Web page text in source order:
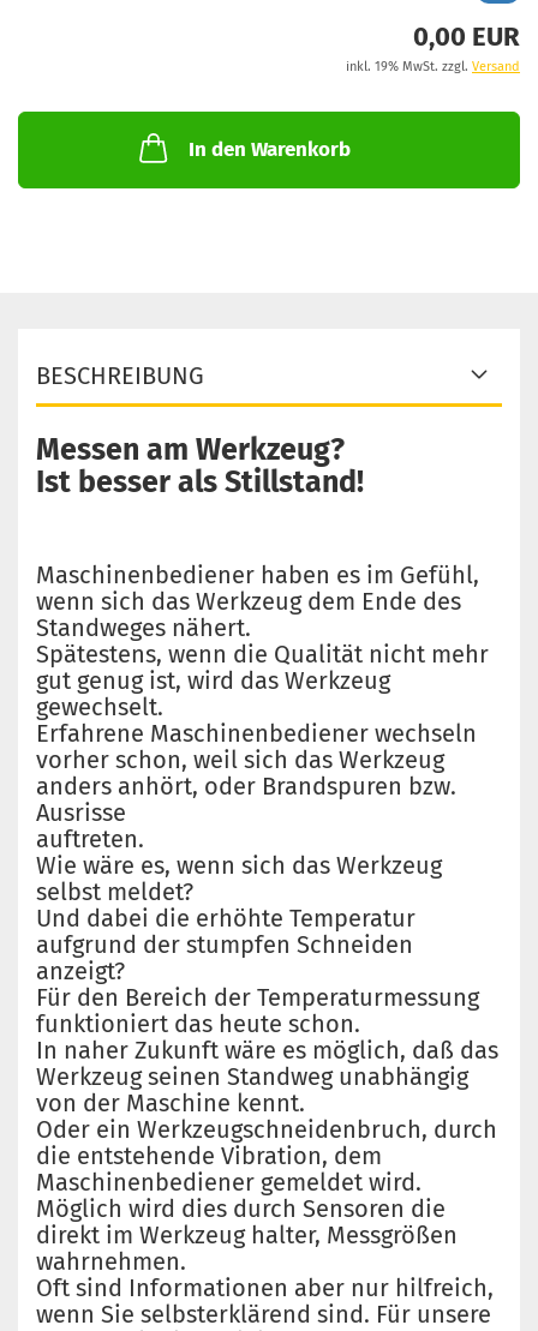
0,00 EUR
inkl. 19% MwSt. zzgl. Versand
In den Warenkorb
BESCHREIBUNG
Messen am Werkzeug?
Ist besser als Stillstand!
Maschinenbediener haben es im Gefühl,
wenn sich das Werkzeug dem Ende des
Standweges nähert.
Spätestens, wenn die Qualität nicht mehr
gut genug ist, wird das Werkzeug
gewechselt.
Erfahrene Maschinenbediener wechseln
vorher schon, weil sich das Werkzeug
anders anhört, oder Brandspuren bzw.
Ausrisse
auftreten.
Wie wäre es, wenn sich das Werkzeug
selbst meldet?
Und dabei die erhöhte Temperatur
aufgrund der stumpfen Schneiden
anzeigt?
Für den Bereich der Temperaturmessung
funktioniert das heute schon.
In naher Zukunft wäre es möglich, daß das
Werkzeug seinen Standweg unabhängig
von der Maschine kennt.
Oder ein Werkzeugschneidenbruch, durch
die entstehende Vibration, dem
Maschinenbediener gemeldet wird.
Möglich wird dies durch Sensoren die
direkt im Werkzeug halter, Messgrößen
wahrnehmen.
Oft sind Informationen aber nur hilfreich,
wenn Sie selbsterklärend sind. Für unsere